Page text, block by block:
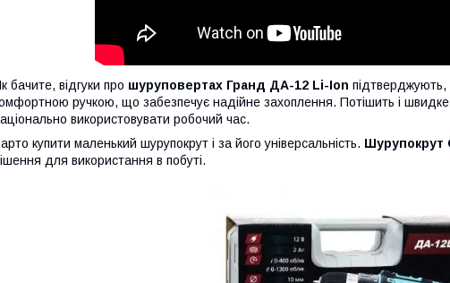
бачите, відгуки про шуруповертах Гранд ДА-12 Li-Ion
ручкою, що забезпечує надійне захоплення. Потішить і
використовувати робочий час.
купити маленький шурупокрут і за його універсальність. Шурупокрут
для використання в побуті.